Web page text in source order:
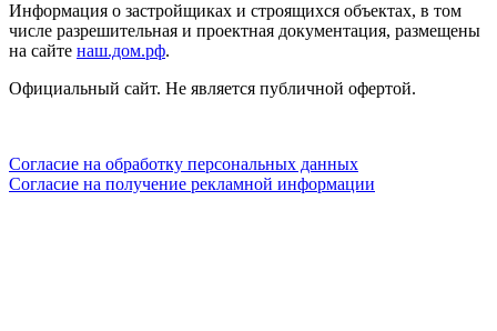
Информация о застройщиках и строящихся объектах, в том
числе разрешительная и проектная документация, размещены
на сайте наш.дом.рф.
Официальный сайт. Не является публичной офертой.
Согласие на обработку персональных данных
Согласие на получение рекламной информации